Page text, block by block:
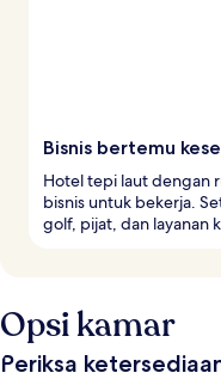
Bisnis bertemu
Hotel tepi laut dengan
bisnis untuk bekerja.
golf, pijat, dan layanan
Opsi kamar
Periksa